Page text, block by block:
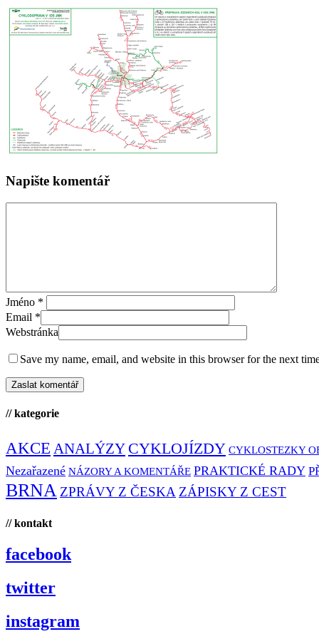
Napište komentář
Jméno *
Email *
Webstránka
Save my name, email, and website in this browser for the next
// kategorie
AKCE ANALÝZY CYKLOJÍZDY CYKLOSTEZKY
Nezařazené NÁZORY A KOMENTÁŘE PRAKTICKÉ RADY
BRNA ZPRÁVY Z ČESKA ZÁPISKY Z CEST
// kontakt
facebook
twitter
instagram